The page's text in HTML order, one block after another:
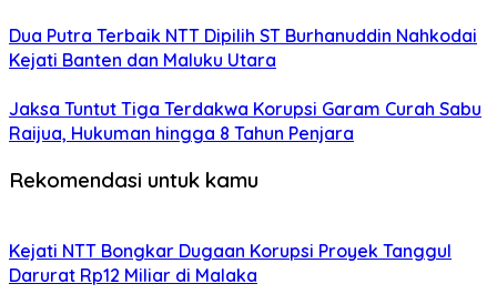
Dua Putra Terbaik NTT Dipilih ST Burhanuddin Nahkodai
Kejati Banten dan Maluku Utara
Jaksa Tuntut Tiga Terdakwa Korupsi Garam Curah Sabu
Raijua, Hukuman hingga 8 Tahun Penjara
Rekomendasi untuk kamu
Kejati NTT Bongkar Dugaan Korupsi Proyek Tanggul
Darurat Rp12 Miliar di Malaka